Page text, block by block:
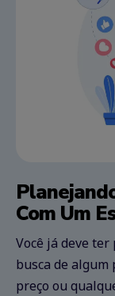
Com Um
Você já deve ter
busca de
preço ou